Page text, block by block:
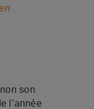
son
l’année